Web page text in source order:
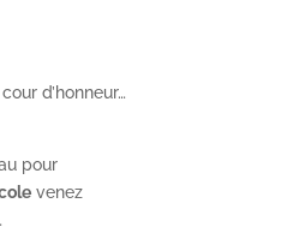
d’honneur…
pour
venez